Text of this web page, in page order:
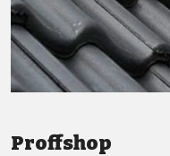
Proffshop